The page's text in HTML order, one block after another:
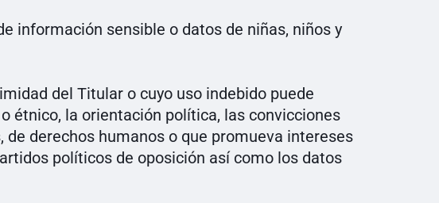
información sensible o datos de niñas, niños y
del Titular o cuyo uso indebido puede
étnico, la orientación política, las convicciones
derechos humanos o que promueva intereses
políticos de oposición así como los datos